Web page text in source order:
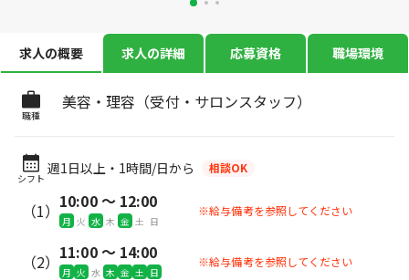
求人の概要 求人の詳細 応募資格 職場環境
職種
美容・理容（受付・サロンスタッフ）
シフト
週1日以上・1時間/日から 相談OK
（1）10:00 〜 12:00
月 火 水 木 金 土 日
※給与備考を参照してください
（2）11:00 〜 14:00
月 火 水 木 金 土 日
※給与備考を参照してください